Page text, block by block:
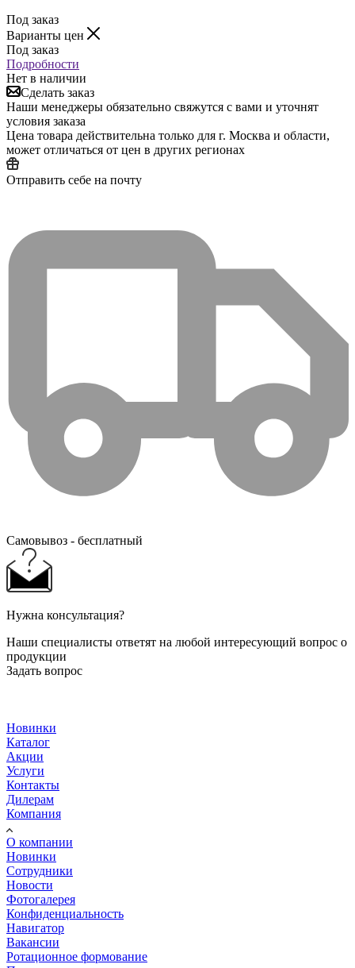
Под заказ
Варианты цен
Под заказ
Подробности
Нет в наличии
Сделать заказ
Наши менеджеры обязательно свяжутся с вами и уточнят
условия заказа
Цена товара действительна только для г. Москва и области,
может отличаться от цен в других регионах
Отправить себе на почту
Самовывоз - бесплатный
Нужна консультация?
Наши специалисты ответят на любой интересующий вопрос о
продукции
Задать вопрос
Новинки
Каталог
Акции
Услуги
Контакты
Дилерам
Компания
О компании
Новинки
Сотрудники
Новости
Фотогалерея
Конфиденциальность
Навигатор
Вакансии
Ротационное формование